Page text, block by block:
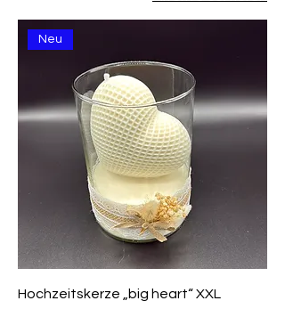
Neu
Hochzeitskerze „big heart“ XXL